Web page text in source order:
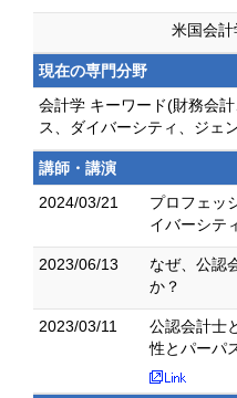
米国会計
現在の専門分野
会計学 キーワード(財務会
ス、ダイバーシティ、ジェ
講師・講演
2024/03/21
プロフェッ
イバーシテ
2023/06/13
なぜ、公認
か？
2023/03/11
公認会計士
性とパーパ